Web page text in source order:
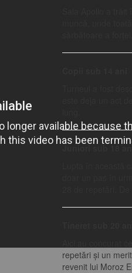
Sala Apollo a
muncă, unde
sărbătoare a
Turneul a fost
este deja un act
Lupta în
doar un pas în
28 de repetări.
Tineret sub 20
Aici au concurat
repetări și un
revenit lui Moroz